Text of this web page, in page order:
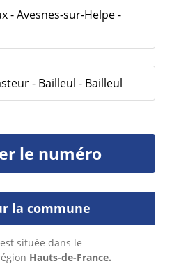
- Avesnes-sur-Helpe -
- Bailleul - Bailleul
le numéro
la commune
est située dans le
Hauts-de-France.